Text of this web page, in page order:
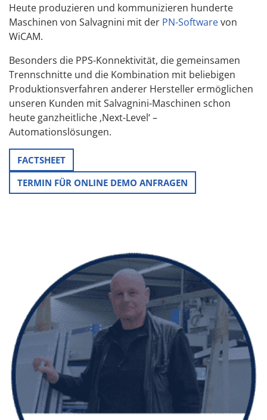
Heute produzieren und kommunizieren hunderte
Maschinen von Salvagnini mit der PN-Softwarevon
WiCAM.
Besonders die PPS-Konnektivität, die gemeinsamen
Trennschnitte und die Kombination mit beliebigen
Produktionsverfahren anderer Hersteller ermöglichen
unseren Kunden mit Salvagnini-Maschinen schon
heute ganzheitliche ‚Next-Level‘ –
Automationslösungen.
FACTSHEET
TERMIN FÜR ONLINE DEMO ANFRAGEN